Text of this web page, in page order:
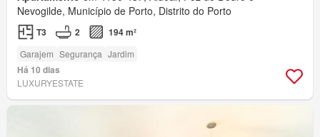
Nevogilde, Município de Porto, Distrito do Porto
T3 2 194 m²
Garajem Segurança Jardim
Há 10 dias
LUXURYESTATE